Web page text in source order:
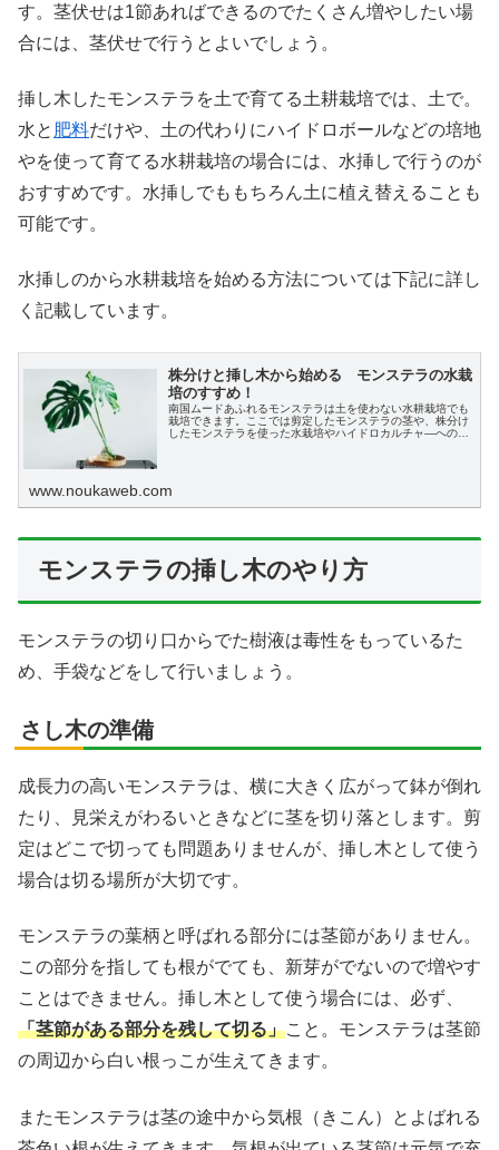
す。茎伏せは1節あればできるのでたくさん増やしたい場
合には、茎伏せで行うとよいでしょう。
挿し木したモンステラを土で育てる土耕栽培では、土で。
水と 肥料だけや、土の代わりにハイドロボールなどの培地
やを使って育てる水耕栽培の場合には、水挿しで行うのが
おすすめです。水挿しでももちろん土に植え替えることも
可能です。
水挿しのから水耕栽培を始める方法については下記に詳し
く記載しています。
株分けと挿し木から始める モンステラの水栽
培のすすめ！
南国ムードあふれるモンステラは土を使わない水耕栽培でも
栽培できます。ここでは剪定したモンステラの茎や、株分け
したモンステラを使った水栽培やハイドロカルチャ―への植
www.noukaweb.com
モンステラの挿し木のやり方
モンステラの切り口からでた樹液は毒性をもっているた
め、手袋などをして行いましょう。
さし木の準備
成長力の高いモンステラは、横に大きく広がって鉢が倒れ
たり、見栄えがわるいときなどに茎を切り落とします。剪
定はどこで切っても問題ありませんが、挿し木として使う
場合は切る場所が大切です。
モンステラの葉柄と呼ばれる部分には茎節がありません。
この部分を指しても根がでても、新芽がでないので増やす
ことはできません。挿し木として使う場合には、必ず、
「茎節がある部分を残して切る」こと。モンステラは茎節
の周辺から白い根っこが生えてきます。
またモンステラは茎の途中から気根（きこん）とよばれる